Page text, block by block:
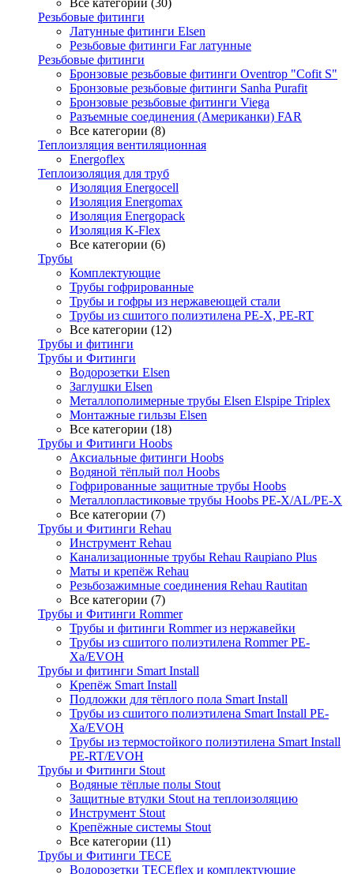
Все категории (30)
Резьбовые фитинги
Латунные фитинги Elsen
Резьбовые фитинги Far латунные
Резьбовые фитинги
Бронзовые резьбовые фитинги Oventrop "Cofit S"
Бронзовые резьбовые фитинги Sanha Purafit
Бронзовые резьбовые фитинги Viega
Разъемные соединения (Американки) FAR
Все категории (8)
Теплоизляция вентиляционная
Energoflex
Теплоизоляция для труб
Изоляция Energocell
Изоляция Energomax
Изоляция Energopack
Изоляция K-Flex
Все категории (6)
Трубы
Комплектующие
Трубы гофрированные
Трубы и гофры из нержавеющей стали
Трубы из сшитого полиэтилена PE-X, PE-RT
Все категории (12)
Трубы и фитинги
Трубы и Фитинги
Водорозетки Elsen
Заглушки Elsen
Металлополимерные трубы Elsen Elspipe Triplex
Монтажные гильзы Elsen
Все категории (18)
Трубы и Фитинги Hoobs
Аксиальные фитинги Hoobs
Водяной тёплый пол Hoobs
Гофрированные защитные трубы Hoobs
Металлопластиковые трубы Hoobs PE-X/AL/PE-X
Все категории (7)
Трубы и Фитинги Rehau
Инструмент Rehau
Канализационные трубы Rehau Raupiano Plus
Маты и крепёж Rehau
Резьбозажимные соединения Rehau Rautitan
Все категории (7)
Трубы и Фитинги Rommer
Трубы и фитинги Rommer из нержавейки
Трубы из сшитого полиэтилена Rommer PE-
Xa/EVOH
Трубы и фитинги Smart Install
Крепёж Smart Install
Подложки для тёплого пола Smart Install
Трубы из сшитого полиэтилена Smart Install PE-
Xa/EVOH
Трубы из термостойкого полиэтилена Smart Install
PE-RT/EVOH
Трубы и Фитинги Stout
Водяные тёплые полы Stout
Защитные втулки Stout на теплоизоляцию
Инструмент Stout
Крепёжные системы Stout
Все категории (11)
Трубы и Фитинги TECE
Водорозетки TECEflex и комплектующие